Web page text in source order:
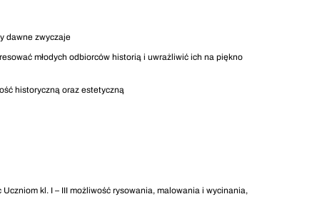
dawne zwyczaje
młodych odbiorców historią i uwrażliwić ich na piękno
historyczną oraz estetyczną
kl. I – III możliwość rysowania, malowania i wycinania,